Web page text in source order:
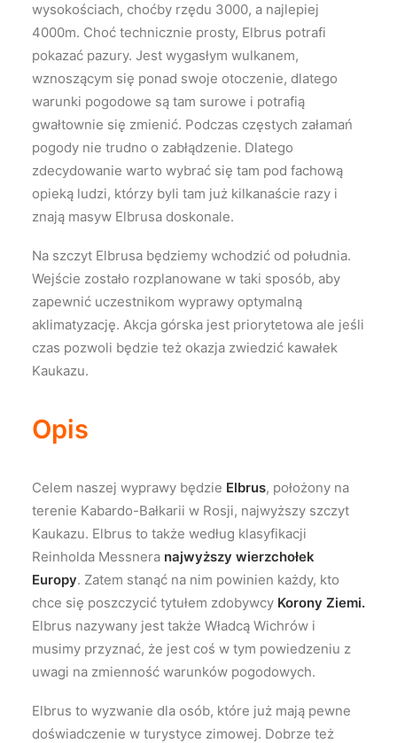
wysokościach, choćby rzędu 3000, a najlepiej
4000m. Choć technicznie prosty, Elbrus potrafi
pokazać pazury. Jest wygasłym wulkanem,
wznoszącym się ponad swoje otoczenie, dlatego
warunki pogodowe są tam surowe i potrafią
gwałtownie się zmienić. Podczas częstych załamań
pogody nie trudno o zabłądzenie. Dlatego
zdecydowanie warto wybrać się tam pod fachową
opieką ludzi, którzy byli tam już kilkanaście razy i
znają masyw Elbrusa doskonale.
Na szczyt Elbrusa będziemy wchodzić od południa.
Wejście zostało rozplanowane w taki sposób, aby
zapewnić uczestnikom wyprawy optymalną
aklimatyzację. Akcja górska jest priorytetowa ale jeśli
czas pozwoli będzie też okazja zwiedzić kawałek
Kaukazu.
Opis
Celem naszej wyprawy będzie Elbrus, położony na
terenie Kabardo-Bałkarii w Rosji, najwyższy szczyt
Kaukazu. Elbrus to także według klasyfikacji
Reinholda Messnera najwyższy wierzchołek
Europy. Zatem stanąć na nim powinien każdy, kto
chce się poszczycić tytułem zdobywcy Korony Ziemi.
Elbrus nazywany jest także Władcą Wichrów i
musimy przyznać, że jest coś w tym powiedzeniu z
uwagi na zmienność warunków pogodowych.
Elbrus to wyzwanie dla osób, które już mają pewne
doświadczenie w turystyce zimowej. Dobrze też